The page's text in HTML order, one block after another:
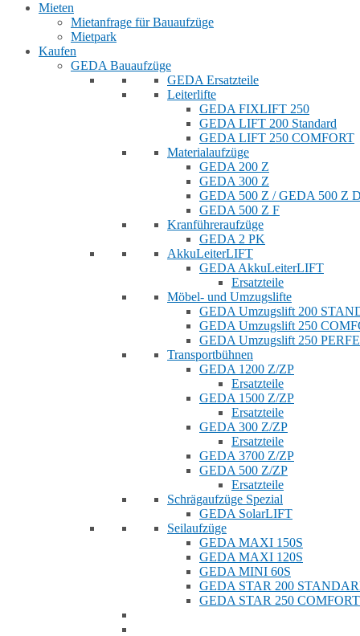
Mieten
Mietanfrage für Bauaufzüge
Mietpark
Kaufen
GEDA Bauaufzüge
GEDA Ersatzteile
Leiterlifte
GEDA FIXLIFT 250
GEDA LIFT 200 Standard
GEDA LIFT 250 COMFORT
Materialaufzüge
GEDA 200 Z
GEDA 300 Z
GEDA 500 Z / GEDA 500 Z
GEDA 500 Z F
Kranführeraufzüge
GEDA 2 PK
AkkuLeiterLIFT
GEDA AkkuLeiterLIFT
Ersatzteile
Möbel- und Umzugslifte
GEDA Umzugslift 200
GEDA Umzugslift 250
GEDA Umzugslift 250
Transportbühnen
GEDA 1200 Z/ZP
Ersatzteile
GEDA 1500 Z/ZP
Ersatzteile
GEDA 300 Z/ZP
Ersatzteile
GEDA 3700 Z/ZP
GEDA 500 Z/ZP
Ersatzteile
Schrägaufzüge Spezial
GEDA SolarLIFT
Seilaufzüge
GEDA MAXI 150S
GEDA MAXI 120S
GEDA MINI 60S
GEDA STAR 200
GEDA STAR 250 COMFORT